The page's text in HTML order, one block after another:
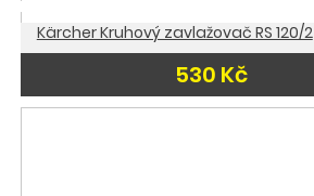
Kärcher Kruhový zavlažovač RS 120/2
530 Kč